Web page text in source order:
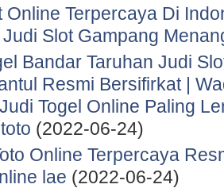
Online Terpercaya Di
Slot Gampang
Bandar Taruhan Judi
Resmi Bersifirkat |
Togel Online Paling
(2022-06-24)
Online Terpercaya
lae (2022-06-24)